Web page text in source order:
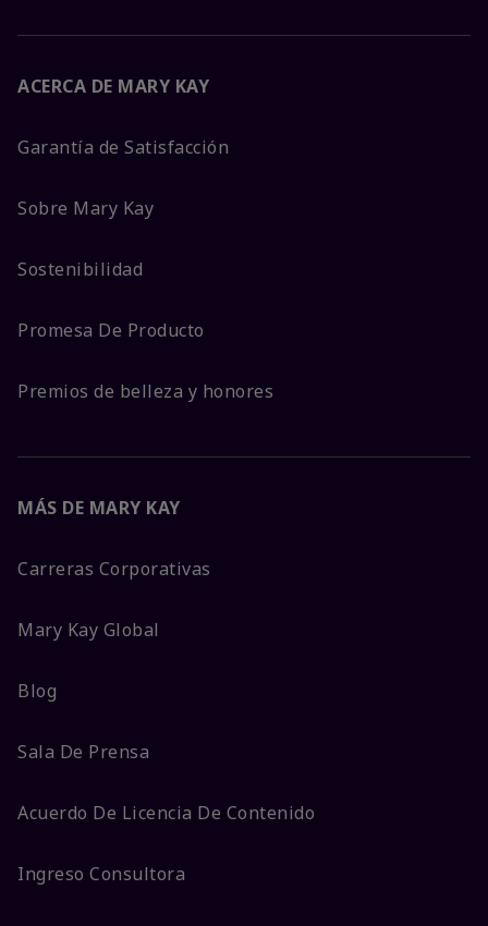
ACERCA DE MARY KAY
Garantía de Satisfacción
Sobre Mary Kay
Sostenibilidad
Promesa De Producto
Premios de belleza y honores
MÁS DE MARY KAY
Carreras Corporativas
Mary Kay Global
Blog
Sala De Prensa
Acuerdo De Licencia De Contenido
Ingreso Consultora